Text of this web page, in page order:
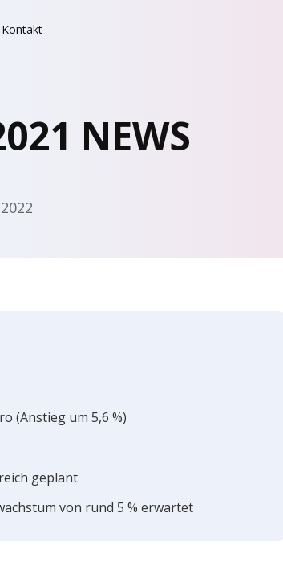
Kontakt
NEWS
(Anstieg um 5,6 %)
geplant
von rund 5 % erwartet